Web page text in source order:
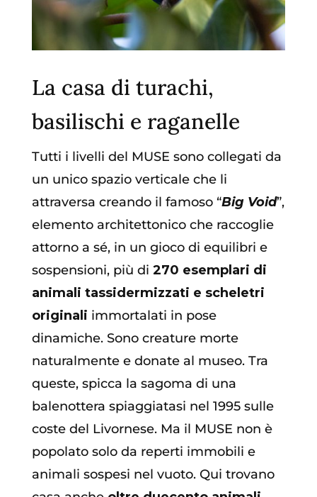
La casa di turachi,
basilischi e raganelle
Tutti i livelli del MUSE sono collegati da
un unico spazio verticale che li
attraversa creando il famoso “Big Void”,
elemento architettonico che raccoglie
attorno a sé, in un gioco di equilibri e
sospensioni, più di 270 esemplari di
animali tassidermizzati e scheletri
originali immortalati in pose
dinamiche. Sono creature morte
naturalmente e donate al museo. Tra
queste, spicca la sagoma di una
balenottera spiaggiatasi nel 1995 sulle
coste del Livornese. Ma il MUSE non è
popolato solo da reperti immobili e
animali sospesi nel vuoto. Qui trovano